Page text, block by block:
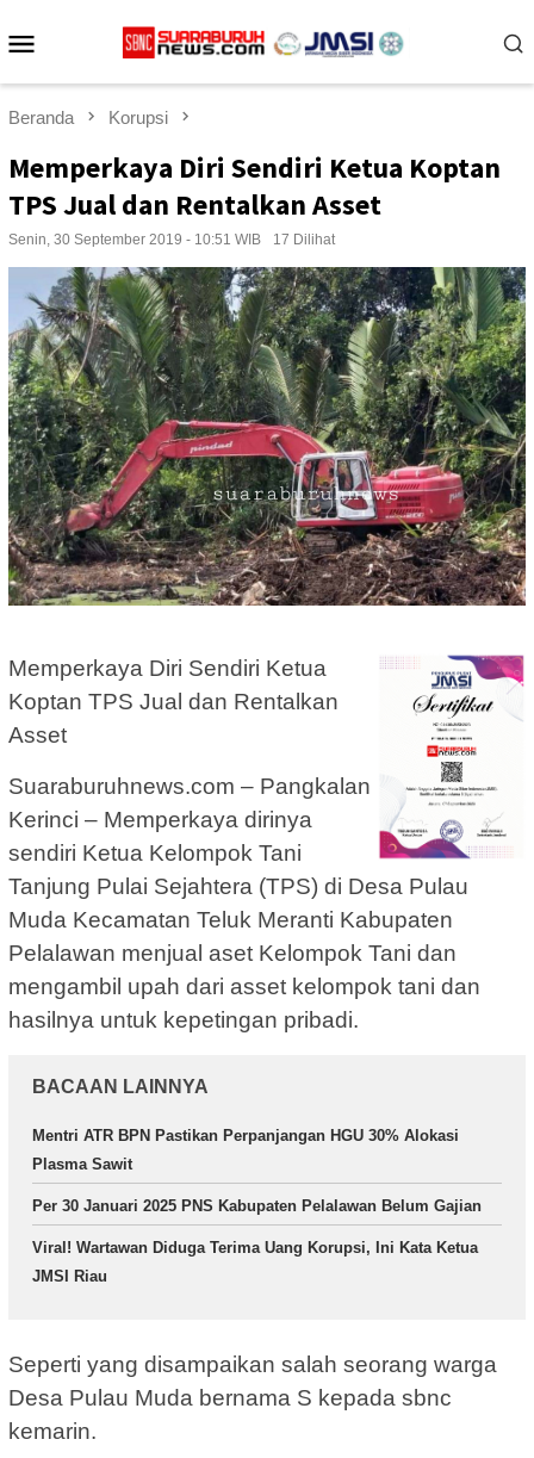
ke
Beranda Korupsi
Memperkaya Diri Sendiri Ketua Koptan
TPS Jual dan Rentalkan Asset
Senin, 30 September 2019 - 10:51 WIB 17 Dilihat
Memperkaya Diri Sendiri Ketua
Koptan TPS Jual dan Rentalkan
Asset
Suaraburuhnews.com – Pangkalan
Kerinci – Memperkaya dirinya
sendiri Ketua Kelompok Tani
Tanjung Pulai Sejahtera (TPS) di Desa Pulau
Muda Kecamatan Teluk Meranti Kabupaten
Pelalawan menjual aset Kelompok Tani dan
mengambil upah dari asset kelompok tani dan
hasilnya untuk kepetingan pribadi.
BACAAN LAINNYA
Mentri ATR BPN Pastikan Perpanjangan HGU 30% Alokasi
Plasma Sawit
Per 30 Januari 2025 PNS Kabupaten Pelalawan Belum Gajian
Viral! Wartawan Diduga Terima Uang Korupsi, Ini Kata Ketua
JMSI Riau
Seperti yang disampaikan salah seorang warga
Desa Pulau Muda bernama S kepada sbnc
kemarin.